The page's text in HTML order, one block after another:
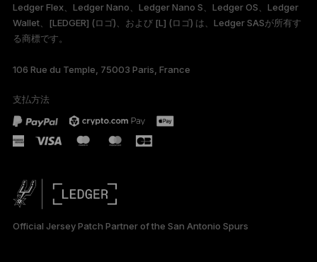
FRANÇAIS
TÜRKÇE
DEUTSCH
PORTUGUÊS
ESPAÑOL
简体中文
Ledger Flex、Ledger Nano、Ledger Nano S、Ledger OS、Ledger
Wallet、[LEDGER] (ロゴ)、および [L] (ロゴ) は、Ledger SASが所有す
る商標です。
106 Rue du Temple, 75003 Paris, France
支払方法
Official Jersey Patch Partner of the San Antonio Spurs